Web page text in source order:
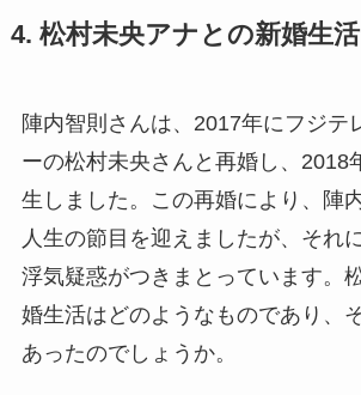
4. 松村未央アナとの新婚生
陣内智則さんは、2017年にフジテ
ーの松村未央さんと再婚し、2018
生しました。この再婚により、陣
人生の節目を迎えましたが、それ
浮気疑惑がつきまとっています。
婚生活はどのようなものであり、
あったのでしょうか。